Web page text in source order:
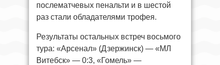
послематчевых пенальти и в шестой
раз стали обладателями трофея.
Результаты остальных встреч восьмого
тура: «Арсенал» (Дзержинск) — «МЛ
Витебск» — 0:3, «Гомель» —